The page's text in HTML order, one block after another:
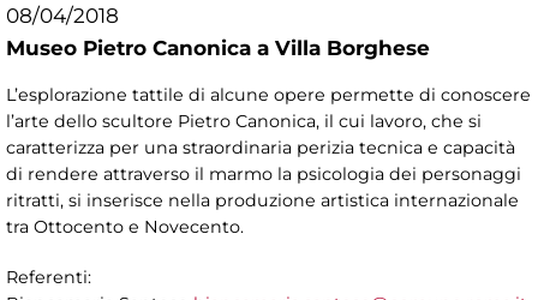
08/04/2018
Museo Pietro Canonica a Villa Borghese
L’esplorazione tattile di alcune opere permette di conoscere
l’arte dello scultore Pietro Canonica, il cui lavoro, che si
caratterizza per una straordinaria perizia tecnica e capacità
di rendere attraverso il marmo la psicologia dei personaggi
ritratti, si inserisce nella produzione artistica internazionale
tra Ottocento e Novecento.
Referenti: